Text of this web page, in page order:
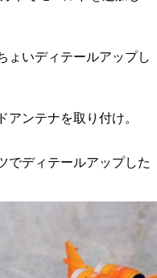
ょいディテールアップし
ンテナを取り付け。
でディテールアップした